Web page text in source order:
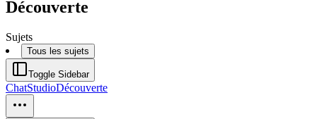
Découverte
Sujets
Tous les sujets
Toggle Sidebar
ChatStudioDécouverte